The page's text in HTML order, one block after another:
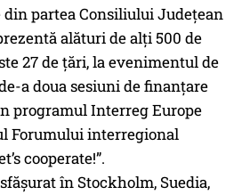
din partea Consiliului Județean
alături de alți 500 de
27 de țări, la evenimentul de
a doua sesiuni de finanțare
programul Interreg Europe
Forumului interregional
cooperate!”.
în Stockholm, Suedia,